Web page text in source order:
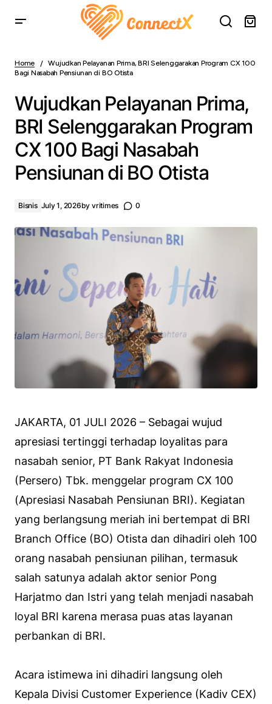
CX 100 Bagi Nasabah Pensiunan di BO Otista
Home
Wujudkan Pelayanan Prima, BRI Selenggarakan Program CX 100
Bagi Nasabah Pensiunan di BO Otista
Wujudkan Pelayanan Prima,
BRI Selenggarakan Program
CX 100 Bagi Nasabah
Pensiunan di BO Otista
Bisnis July 1, 2026by vritimes 0
JAKARTA, 01 JULI 2026 – Sebagai wujud
apresiasi tertinggi terhadap loyalitas para
nasabah senior, PT Bank Rakyat Indonesia
(Persero) Tbk. menggelar program CX 100
(Apresiasi Nasabah Pensiunan BRI). Kegiatan
yang berlangsung meriah ini bertempat di BRI
Branch Office (BO) Otista dan dihadiri oleh 100
orang nasabah pensiunan pilihan, termasuk
salah satunya adalah aktor senior Pong
Harjatmo dan Istri yang telah menjadi nasabah
loyal BRI karena merasa puas atas layanan
perbankan di BRI.
Acara istimewa ini dihadiri langsung oleh
Kepala Divisi Customer Experience (Kadiv CEX)